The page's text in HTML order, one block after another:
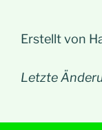
Erstellt von
Letzte